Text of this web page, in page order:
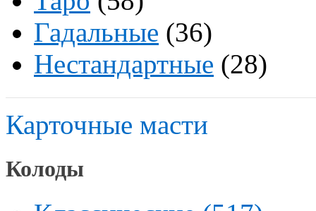
Гадальные (36)
Нестандартные (28)
Карточные масти
Колоды